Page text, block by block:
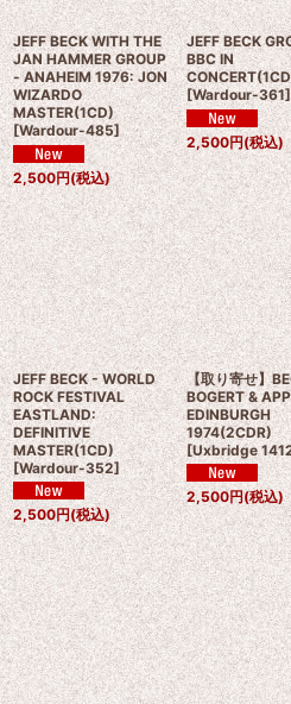
JEFF BECK WITH THE
JAN HAMMER GROUP
- ANAHEIM 1976: JON
WIZARDO
MASTER(1CD)
[Wardour-485]
2,500円(税込)
JEFF BECK
BBC IN
[Wardour-361]
2,500円(税込)
JEFF BECK - WORLD
ROCK FESTIVAL
EASTLAND:
DEFINITIVE
MASTER(1CD)
[Wardour-352]
2,500円(税込)
【取り寄せ】
BOGERT &
EDINBURGH
1974(2CDR)
[Uxbridge
2,500円(税込)